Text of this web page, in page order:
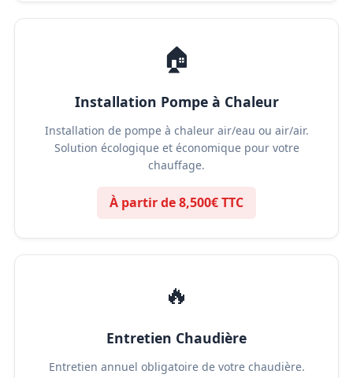
🏠
Installation Pompe à Chaleur
Installation de pompe à chaleur air/eau ou air/air.
Solution écologique et économique pour votre
chauffage.
À partir de 8,500€ TTC
🔥
Entretien Chaudière
Entretien annuel obligatoire de votre chaudière.